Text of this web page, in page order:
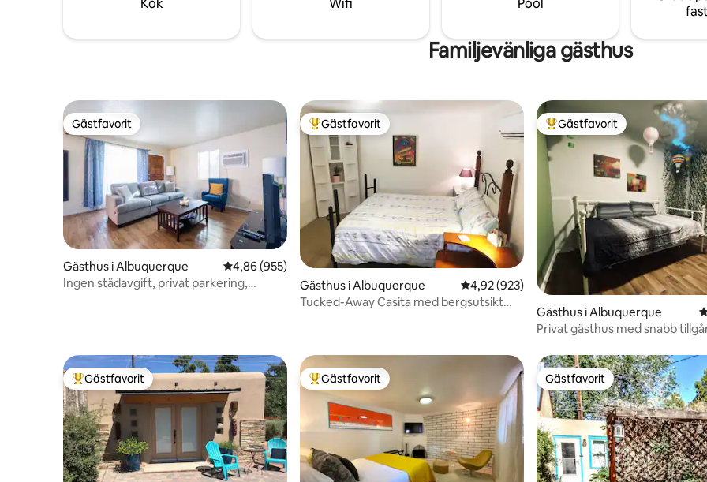
Kök Wifi Pool
Familjevänliga gästhus
Gästfavorit
Gästfavorit
Gästhus i Albuquerque 4,86 av 5 i genomsnittligt betyg, 955 omdömen
4,86 (955)
Ingen städavgift, privat parkering,
Populär gästfavorit
Gästfavorit
Gästhus i Albuquerque 4,92 av 5 i genomsnittligt betyg, 923
4,92 (923)
Tucked-Away Casita med bergsutsikt
Populär gästfavorit
Gästfavorit
Gästhus i Albuquerque
Privat gästhus med snabb
Populär gästfavorit
Gästfavorit Populär gästfavorit
Gästfavorit Gästfavorit
Gästfavorit